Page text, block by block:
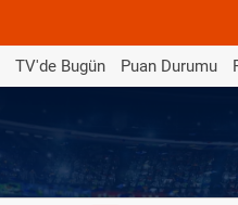
TV'de Bugün Puan Durumu